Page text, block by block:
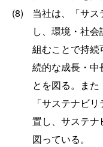
(8)
当社は、「サ
し、環境・社
組むことで持
続的な成長・中
とを図る。また
「サステナビ
置し、サステ
図っている。